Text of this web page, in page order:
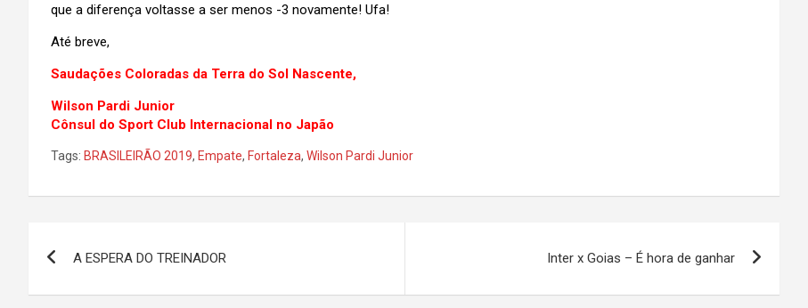
que a diferença voltasse a ser menos -3 novamente! Ufa!
Até breve,
Saudações Coloradas da Terra do Sol Nascente,
Wilson Pardi Junior
Cônsul do Sport Club Internacional no Japão
Tags: BRASILEIRÃO 2019, Empate, Fortaleza, Wilson Pardi Junior
A ESPERA DO TREINADOR Inter x Goias – É hora de ganhar